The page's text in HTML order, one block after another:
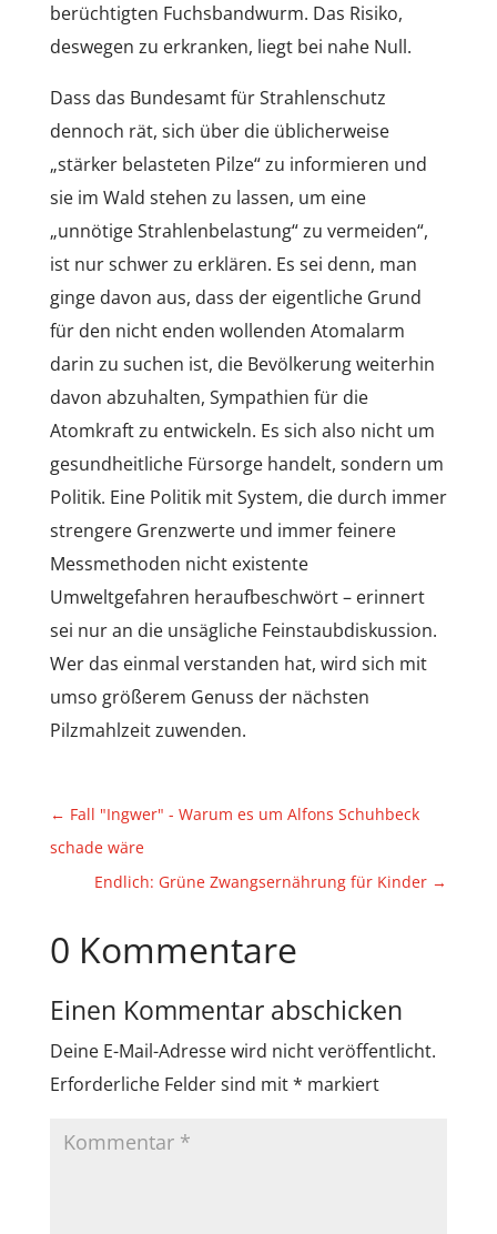
berüchtigten Fuchsbandwurm. Das Risiko,
deswegen zu erkranken, liegt bei nahe Null.
Dass das Bundesamt für Strahlenschutz
dennoch rät, sich über die üblicherweise
„stärker belasteten Pilze“ zu informieren und
sie im Wald stehen zu lassen, um eine
„unnötige Strahlenbelastung“ zu vermeiden“,
ist nur schwer zu erklären. Es sei denn, man
ginge davon aus, dass der eigentliche Grund
für den nicht enden wollenden Atomalarm
darin zu suchen ist, die Bevölkerung weiterhin
davon abzuhalten, Sympathien für die
Atomkraft zu entwickeln. Es sich also nicht um
gesundheitliche Fürsorge handelt, sondern um
Politik. Eine Politik mit System, die durch immer
strengere Grenzwerte und immer feinere
Messmethoden nicht existente
Umweltgefahren heraufbeschwört – erinnert
sei nur an die unsägliche Feinstaubdiskussion.
Wer das einmal verstanden hat, wird sich mit
umso größerem Genuss der nächsten
Pilzmahlzeit zuwenden.
← Fall "Ingwer" - Warum es um Alfons Schuhbeck
schade wäre
Endlich: Grüne Zwangsernährung für Kinder →
0 Kommentare
Einen Kommentar abschicken
Deine E-Mail-Adresse wird nicht veröffentlicht.
Erforderliche Felder sind mit* markiert